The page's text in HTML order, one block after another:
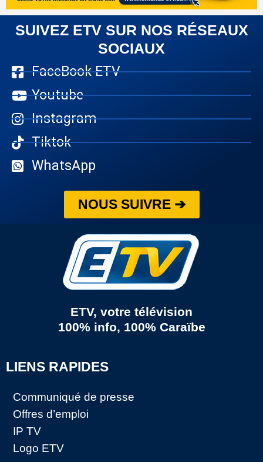
SUIVEZ ETV SUR NOS RÉSEAUX
SOCIAUX
FaceBook ETV
Youtube
Instagram
Tiktok
WhatsApp
NOUS SUIVRE ➔
ETV, votre télévision
100% info, 100% Caraïbe
LIENS RAPIDES
Communiqué de presse
Offres d’emploi
IP TV
Logo ETV